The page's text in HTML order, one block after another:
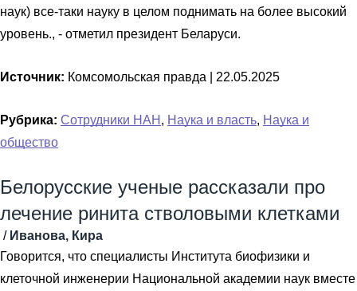
наук) все-таки науку в целом поднимать на более высокий
уровень., - отметил президент Беларуси.
Источник: Комсомольская правда | 22.05.2025
Рубрика: Сотрудники НАН , Наука и власть, Наука и
общество
Белорусские ученые рассказали про
лечение ринита стволовыми клетками
/ Иванова, Кира
Говорится, что специалисты Института биофизики и
клеточной инженерии Национальной академии наук вместе